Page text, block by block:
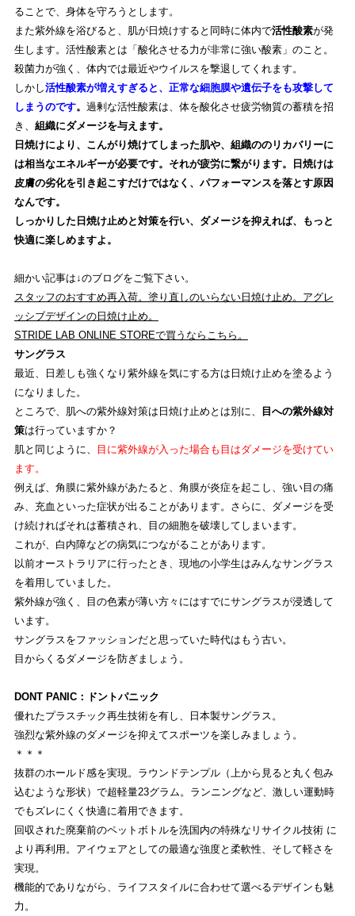
ることで、身体を守ろうとします。
また紫外線を浴びると、肌が日焼けすると同時に体内で活性酸素が発
生します。活性酸素とは「酸化させる力が非常に強い酸素」のこと。
殺菌力が強く、体内では最近やウイルスを撃退してくれます。
しかし活性酸素が増えすぎると、正常な細胞膜や遺伝子をも攻撃して
しまうのです。 過剰な活性酸素は、体を酸化させ疲労物質の蓄積を招
き、 組織にダメージを与えます。
日焼けにより、こんがり焼けてしまった肌や、組織ののリカバリーに
は相当なエネルギーが必要です。それが疲労に繋がります。
日焼けは
皮膚の劣化を引き起こすだけではなく、パフォーマンスを落とす原因
なんです。
しっかりした日焼け止めと対策を行い、ダメージを抑えれば、もっと
快適に楽しめますよ。
細かい記事は↓のブログをご覧下さい。
スタッフのおすすめ再入荷。塗り直しのいらない日焼け止め。アグレ
ッシブデザインの日焼け止め。
STRIDE LAB ONLINE STOREで買うならこちら。
サングラス
最近、日差しも強くなり紫外線を気にする方は日焼け止めを塗るよう
になりました。
ところで、肌への紫外線対策は日焼け止めとは別に、
目への紫外線対
策は行っていますか？
肌と同じように、
目に紫外線が入った場合も目はダメージを受けてい
ます。
例えば、角膜に紫外線があたると、角膜が炎症を起こし、強い目の痛
み、充血といった症状が出ることがあります。さらに、ダメージを受
け続ければそれは蓄積され、目の細胞を破壊してしまいます。
これが、白内障などの病気につながることがあります。
以前オーストラリアに行ったとき、現地の小学生はみんなサングラス
を着用していました。
紫外線が強く、目の色素が薄い方々にはすでにサングラスが浸透して
います。
サングラスをファッションだと思っていた時代はもう古い。
目からくるダメージを防ぎましょう。
DONT PANIC：ドントパニック
優れたプラスチック再生技術を有し、日本製サングラス。
強烈な紫外線のダメージを抑えてスポーツを楽しみましょう。
＊＊＊
抜群のホールド感を実現。ラウンドテンプル（上から見ると丸く包み
込むような形状）で超軽量23グラム。ランニングなど、激しい運動時
でもズレにくく快適に着用できます。
回収された廃棄前のペットボトルを洗国内の特殊なリサイクル技術 に
より再利用。アイウェアとしての最適な強度と柔軟性、そして軽さを
実現。
機能的でありながら、ライフスタイルに合わせて選べるデザインも魅
力。